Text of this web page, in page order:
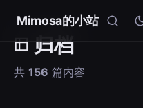
Mimosa的小站
归档
共 156 篇内容